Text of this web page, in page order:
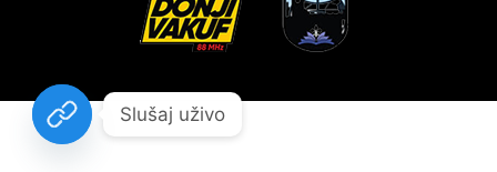
Slušaj uživo